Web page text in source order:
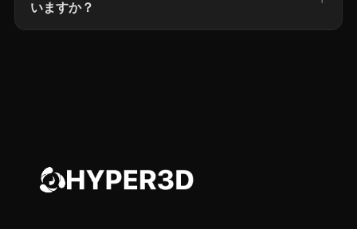
いますか？